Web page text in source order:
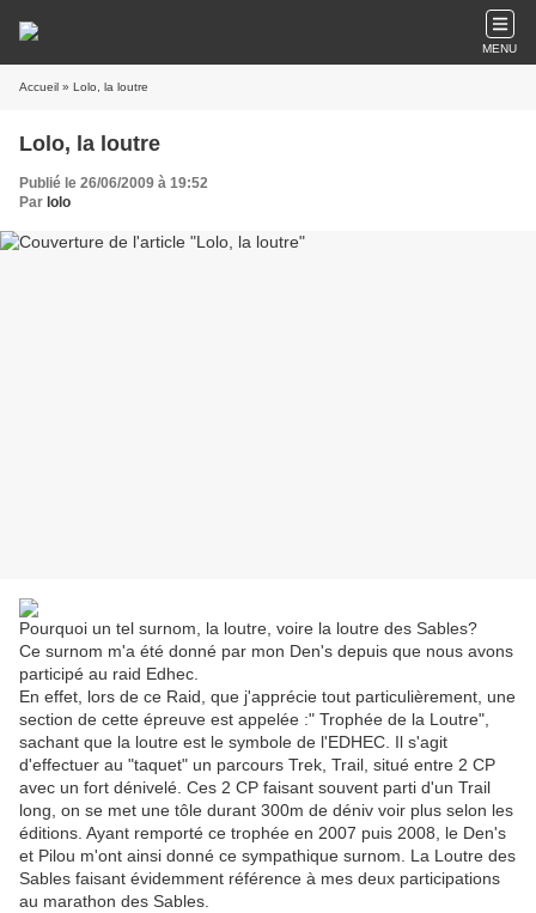
MENU
Accueil » Lolo, la loutre
Lolo, la loutre
Publié le 26/06/2009 à 19:52
Par lolo
Pourquoi un tel surnom, la loutre, voire la loutre des Sables?
Ce surnom m'a été donné par mon Den's depuis que nous avons
participé au raid Edhec.
En effet, lors de ce Raid, que j'apprécie tout particulièrement, une
section de cette épreuve est appelée :" Trophée de la Loutre",
sachant que la loutre est le symbole de l'EDHEC. Il s'agit
d'effectuer au "taquet" un parcours Trek, Trail, situé entre 2 CP
avec un fort dénivelé. Ces 2 CP faisant souvent parti d'un Trail
long, on se met une tôle durant 300m de déniv voir plus selon les
éditions. Ayant remporté ce trophée en 2007 puis 2008, le Den's
et Pilou m'ont ainsi donné ce sympathique surnom. La Loutre des
Sables faisant évidemment référence à mes deux participations
au marathon des Sables.